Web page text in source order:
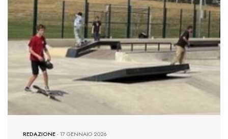
REDAZIONE-17 GENNAIO 2026